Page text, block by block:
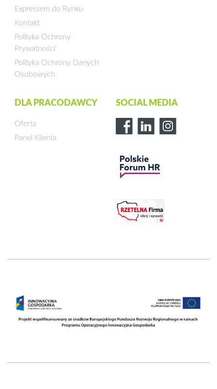
Expressem do Rynku
Kontakt
Polityka Ochrony
Prywatności
Polityka Ochrony Danych
Osobowych
DLA PRACODAWCY
Oferta
Panel Klienta
SOCIAL MEDIA